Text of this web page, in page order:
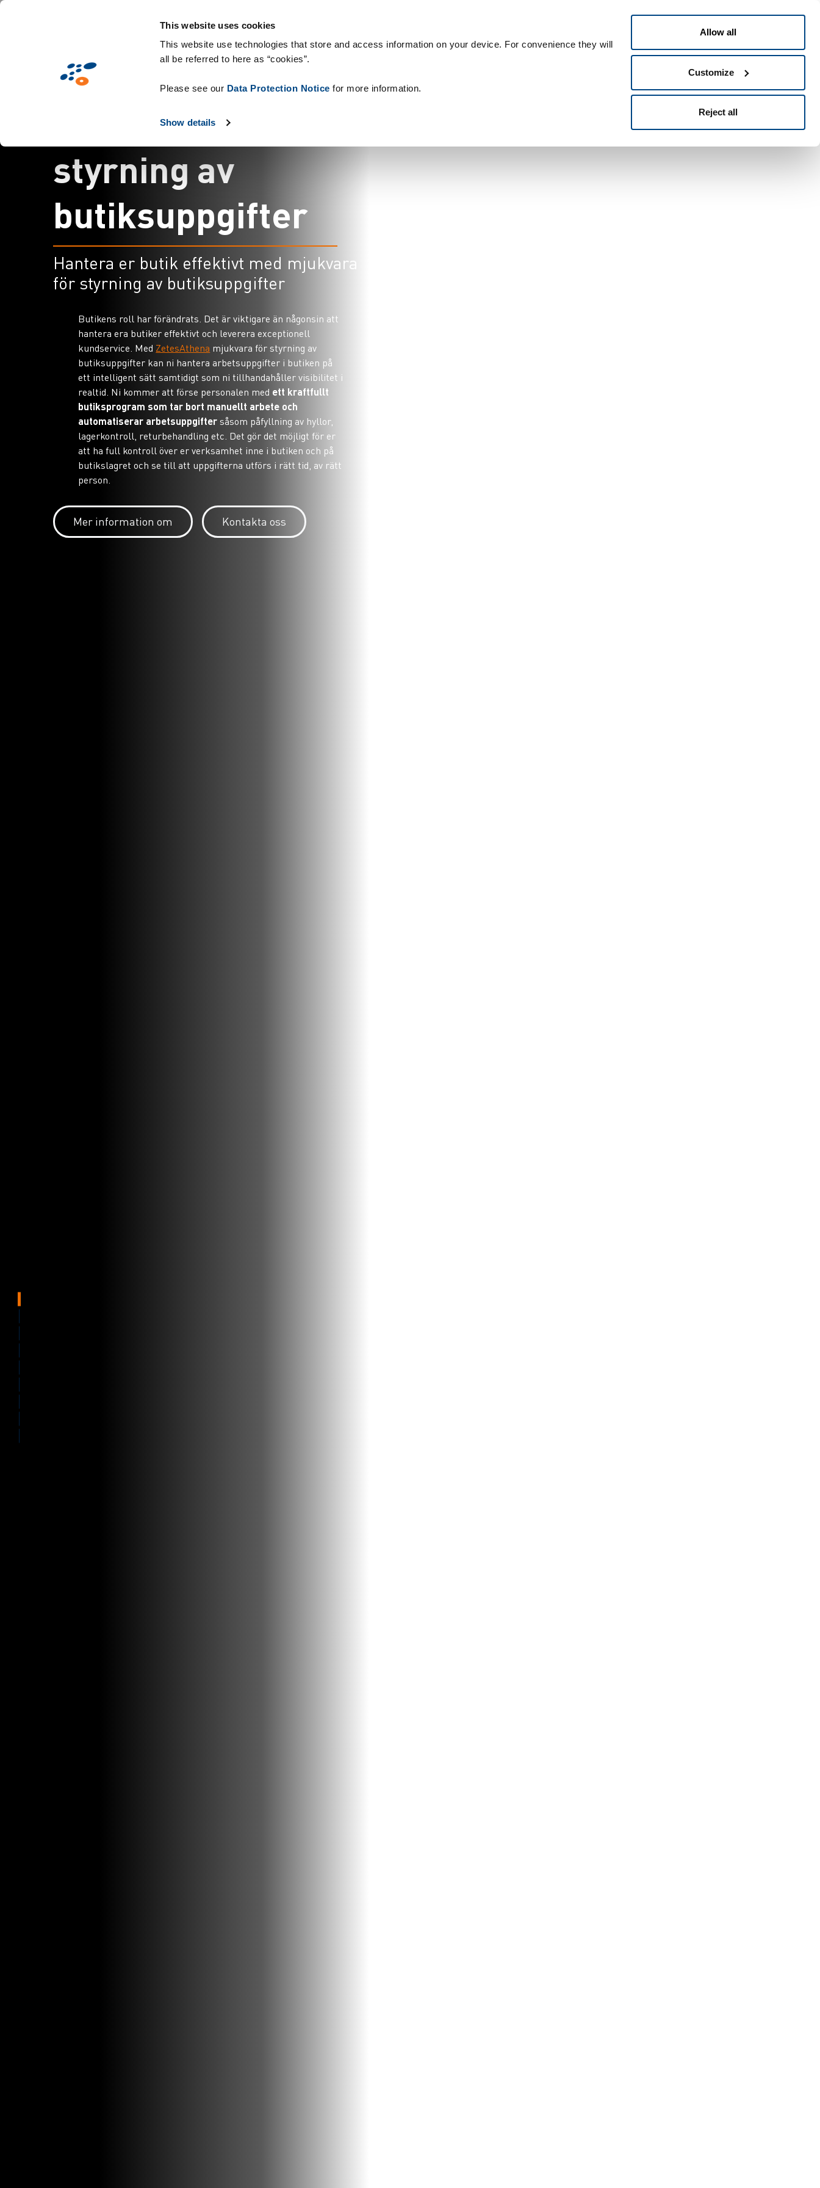
This website uses cookies
This website use technologies that store and access information on your device. For convenience they will
all be referred to here as “cookies”.
Please see our Data Protection Notice for more information.
Show details
Allow all
Customize
Reject all
Hoppa
Branscher Teknik och förbrukningsvaror
araf ö
styrning av
butiksuppgifter
Hantera er butik effektivt med mjukvara
för styrning av butiksuppgifter
Butikens roll har förändrats. Det är viktigare än någonsin att
hantera era butiker effektivt och leverera exceptionell
kundservice. Med ZetesAthena mjukvara för styrning av
butiksuppgifter kan ni hantera arbetsuppgifter i butiken på
ett intelligent sätt samtidigt som ni tillhandahåller visibilitet i
realtid. Ni kommer att förse personalen med ett kraftfullt
butiksprogram som tar bort manuellt arbete och
automatiserar arbetsuppgifter såsom påfyllning av hyllor,
lagerkontroll, returbehandling etc. Det gör det möjligt för er
att ha full kontroll över er verksamhet inne i butiken och på
butikslagret och se till att uppgifterna utförs i rätt tid, av rätt
person.
Mer information om Kontakta oss